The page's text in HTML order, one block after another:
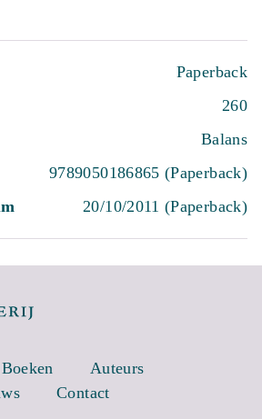
Paperback
260
Balans
9789050186865 (Paperback)
20/10/2011 (Paperback)
Boeken
Auteurs
Contact